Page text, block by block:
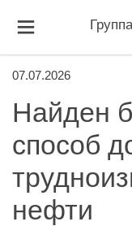
07.07.2026
Найден
способ
нефти